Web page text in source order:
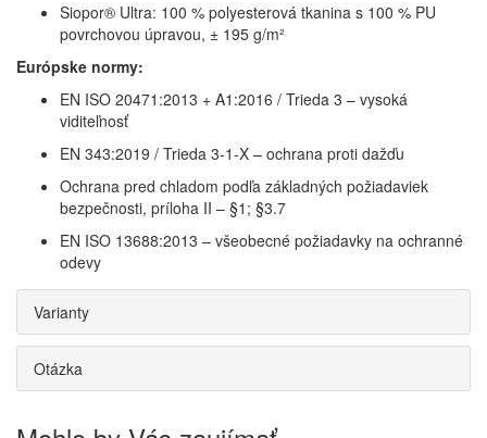
Siopor® Ultra: 100 % polyesterová tkanina s 100 % PU
povrchovou úpravou, ± 195 g/m²
Európske normy:
EN ISO 20471:2013 + A1:2016 / Trieda 3 – vysoká
viditeľnosť
EN 343:2019 / Trieda 3-1-X – ochrana proti dažďu
Ochrana pred chladom podľa základných požiadaviek
bezpečnosti, príloha II – §1; §3.7
EN ISO 13688:2013 – všeobecné požiadavky na ochranné
odevy
Varianty
Otázka